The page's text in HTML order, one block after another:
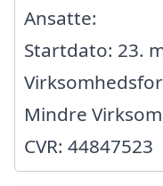
Ansatte:
Startdato: 23.
Mindre
CVR: 44847523